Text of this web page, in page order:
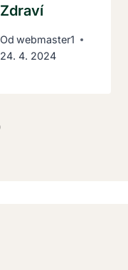
Zdraví
Od webmaster1
24. 4. 2024